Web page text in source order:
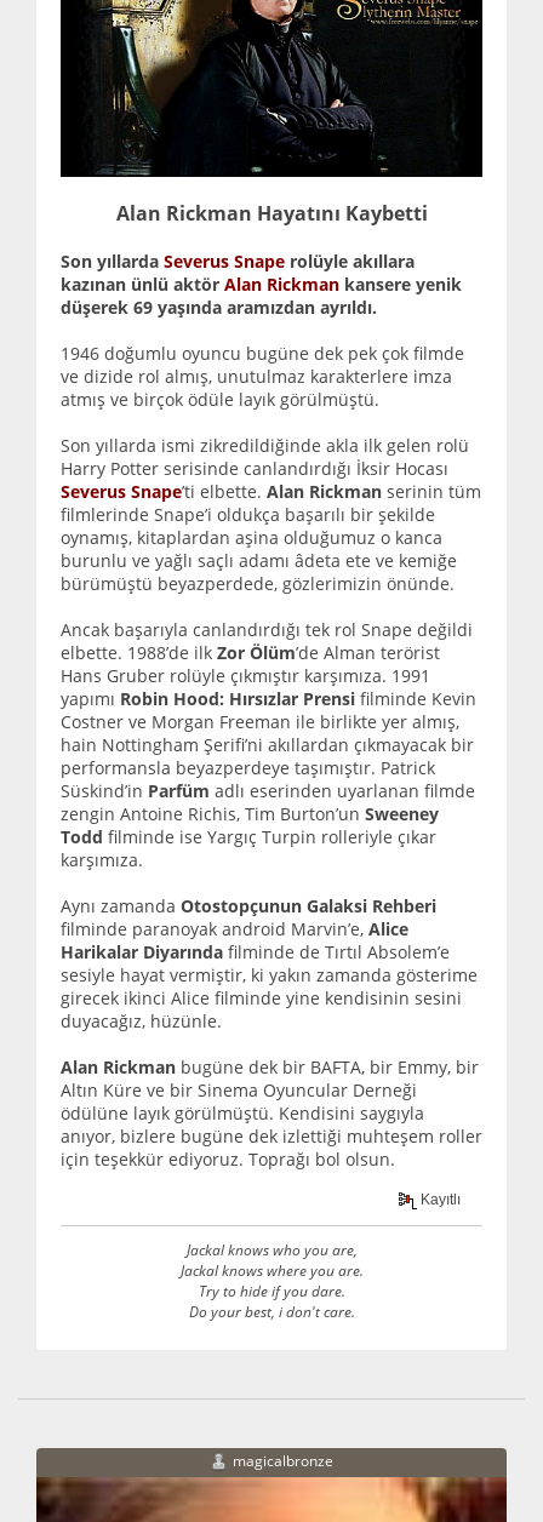
Alan Rickman Hayatını Kaybetti
Son yıllarda Severus Snape rolüyle akıllara
kazınan ünlü aktör Alan Rickman kansere yenik
düşerek 69 yaşında aramızdan ayrıldı.
1946 doğumlu oyuncu bugüne dek pek çok filmde
ve dizide rol almış, unutulmaz karakterlere imza
atmış ve birçok ödüle layık görülmüştü.
Son yıllarda ismi zikredildiğinde akla ilk gelen rolü
Harry Potter serisinde canlandırdığı İksir Hocası
Severus Snape’ti elbette. Alan Rickman serinin tüm
filmlerinde Snape’i oldukça başarılı bir şekilde
oynamış, kitaplardan aşina olduğumuz o kanca
burunlu ve yağlı saçlı adamı âdeta ete ve kemiğe
bürümüştü beyazperdede, gözlerimizin önünde.
Ancak başarıyla canlandırdığı tek rol Snape değildi
elbette. 1988’de ilk Zor Ölüm’de Alman terörist
Hans Gruber rolüyle çıkmıştır karşımıza. 1991
yapımı Robin Hood: Hırsızlar Prensi filminde Kevin
Costner ve Morgan Freeman ile birlikte yer almış,
hain Nottingham Şerifi’ni akıllardan çıkmayacak bir
performansla beyazperdeye taşımıştır. Patrick
Süskind’in Parfüm adlı eserinden uyarlanan filmde
zengin Antoine Richis, Tim Burton’un Sweeney
Todd filminde ise Yargıç Turpin rolleriyle çıkar
karşımıza.
Aynı zamanda Otostopçunun Galaksi Rehberi
filminde paranoyak android Marvin’e, Alice
Harikalar Diyarında filminde de Tırtıl Absolem’e
sesiyle hayat vermiştir, ki yakın zamanda gösterime
girecek ikinci Alice filminde yine kendisinin sesini
duyacağız, hüzünle.
Alan Rickman bugüne dek bir BAFTA, bir Emmy, bir
Altın Küre ve bir Sinema Oyuncular Derneği
ödülüne layık görülmüştü. Kendisini saygıyla
anıyor, bizlere bugüne dek izlettiği muhteşem roller
için teşekkür ediyoruz. Toprağı bol olsun.
Kayıtlı
Jackal knows who you are,
Jackal knows where you are.
Try to hide if you dare.
Do your best, i don't care.
magicalbronze